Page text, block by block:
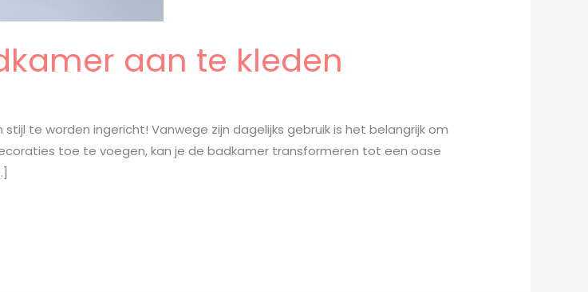
aan te kleden
te worden ingericht! Vanwege zijn dagelijks gebruik is het belangrijk om
toe te voegen, kan je de badkamer transformeren tot een oase